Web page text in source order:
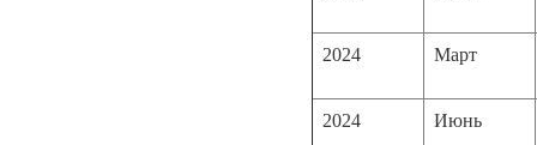
2024 Март
2024 Июнь